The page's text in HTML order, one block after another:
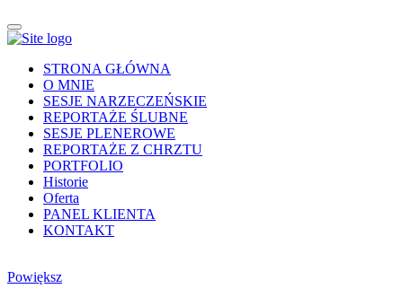
STRONA GŁÓWNA
O MNIE
SESJE NARZECZEŃSKIE
REPORTAŻE ŚLUBNE
SESJE PLENEROWE
REPORTAŻE Z CHRZTU
PORTFOLIO
Historie
Oferta
PANEL KLIENTA
KONTAKT
Powiększ